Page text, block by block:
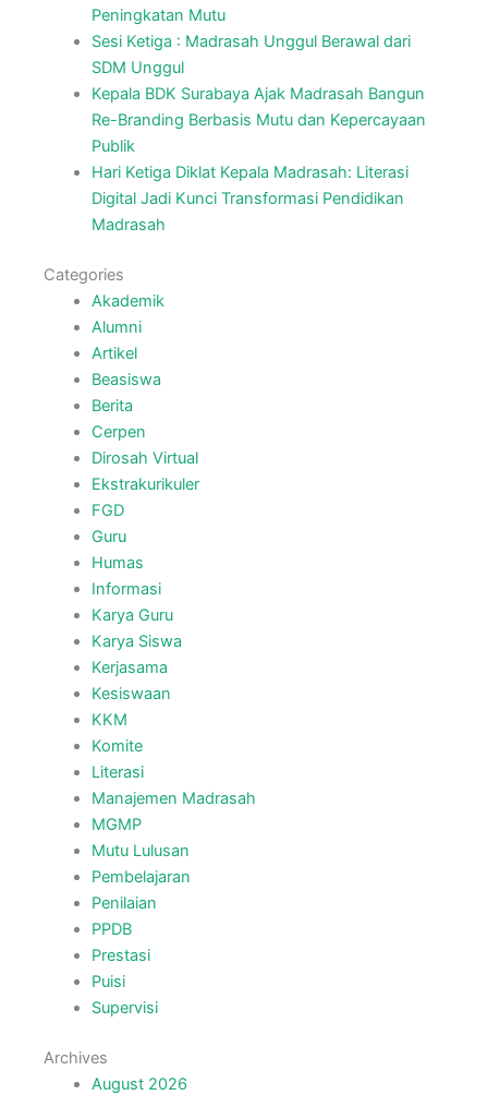
Peningkatan Mutu
Sesi Ketiga : Madrasah Unggul Berawal dari
SDM Unggul
Kepala BDK Surabaya Ajak Madrasah Bangun
Re-Branding Berbasis Mutu dan Kepercayaan
Publik
Hari Ketiga Diklat Kepala Madrasah: Literasi
Digital Jadi Kunci Transformasi Pendidikan
Madrasah
Categories
Akademik
Alumni
Artikel
Beasiswa
Berita
Cerpen
Dirosah Virtual
Ekstrakurikuler
FGD
Guru
Humas
Informasi
Karya Guru
Karya Siswa
Kerjasama
Kesiswaan
KKM
Komite
Literasi
Manajemen Madrasah
MGMP
Mutu Lulusan
Pembelajaran
Penilaian
PPDB
Prestasi
Puisi
Supervisi
Archives
August 2026